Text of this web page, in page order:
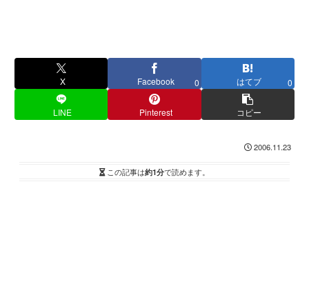
X Facebook 0 はてブ 0
LINE Pinterest コピー
2006.11.23
この記事は約1分で読めます。